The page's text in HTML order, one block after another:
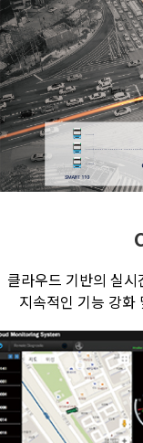
클라우드 기반의 실
지속적인 기능 강